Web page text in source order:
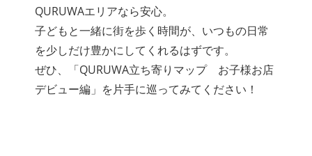
QURUWAエリアなら安心。
子どもと一緒に街を歩く時間が、いつもの日常
を少しだけ豊かにしてくれるはずです。
ぜひ、「QURUWA立ち寄りマップ お子様お店
デビュー編」を片手に巡ってみてください！